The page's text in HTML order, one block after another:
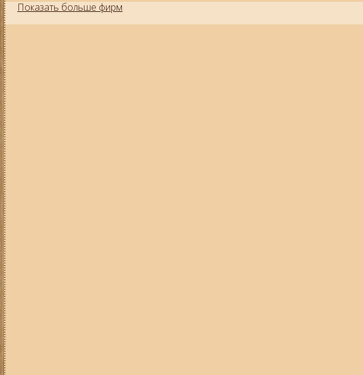
Показать больше фирм